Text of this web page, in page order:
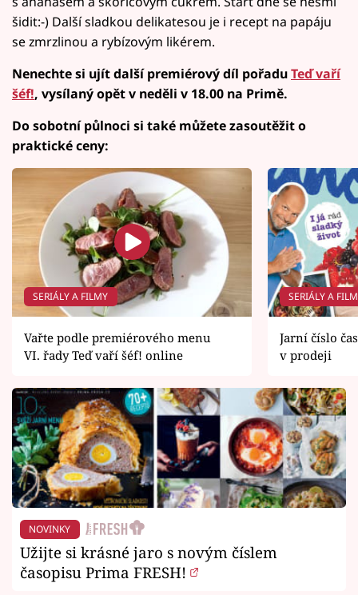
šidit:-) Další sladkou delikatesou je i recept na papáju
se zmrzlinou a rybízovým likérem.
Nenechte si ujít další premiérový díl pořaduTeď vaří
šéf!, vysílaný opět v neděli v 18.00 na Primě.
Do sobotní půlnoci si také můžete zasoutěžit o
praktické ceny:
SERIÁLY A FILMY
Vařte podle premiérového menu
VI. řady Teď vaří šéf! online
SERIÁLY A
Jarní číslo
v prodeji
NOVINKY
Užijte si krásné jaro s novým číslem
časopisu Prima FRESH!